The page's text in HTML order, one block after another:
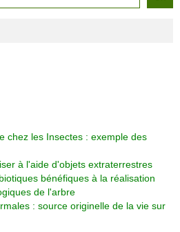
chez les Insectes : exemple des
à l'aide d'objets extraterrestres
bénéfiques à la réalisation
de l'arbre
: source originelle de la vie sur